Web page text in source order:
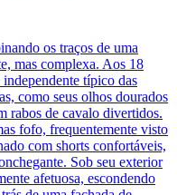
os traços de uma
mas complexa. Aos 18
típico das
como seus olhos dourados
rabos de cavalo divertidos.
fofo, frequentemente visto
com shorts confortáveis,
Sob seu exterior
afetuosa, escondendo